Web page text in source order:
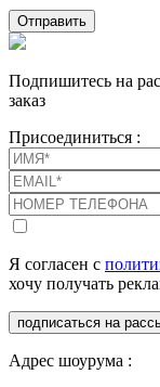
Отправить
Подпишитесь на
заказ
Присоединиться :
Я согласен с
хочу получать
подписаться на
Адрес шоурума :